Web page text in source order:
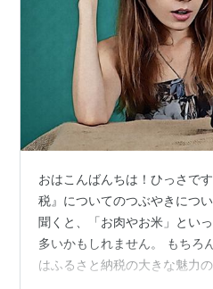
おはこんばんちは！ひっさで
税』についてのつぶやきにつ
聞くと、「お肉やお米」とい
多いかもしれません。 もちろ
はふるさと納税の大きな魅力